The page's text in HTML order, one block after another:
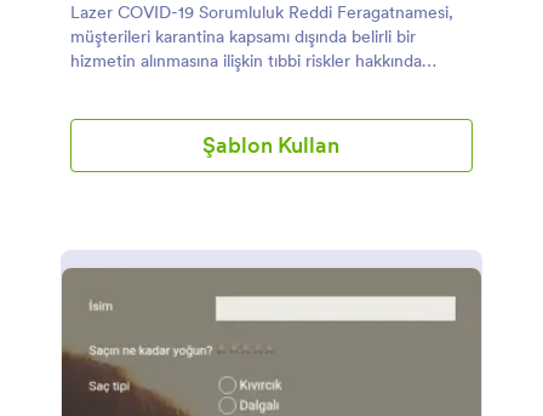
Lazer COVID-19 Sorumluluk Reddi Feragatnamesi,
müşterileri karantina kapsamı dışında belirli bir
hizmetin alınmasına ilişkin tıbbi riskler hakkında
İşletmeniz cilt sorunları veya epilasyon için lazer
tedavileri sunuyorsa, bu ücretsiz Lazer COVID-19
karşılayacak şekilde özelleştirebilir ve web sitenize
randevu ayarladıklarında misafirlere gönderebilirsiniz.
Bu form sayesinde, şartlar ve koşullarınızı
okuyabilecek ve formu elektronik imzalarıyla
gönderebilecekler. Gönderileri anında toplayabilir,
herhangi bir cihazdan kolayca görüntüleyebilir ve
Şablon Kullan